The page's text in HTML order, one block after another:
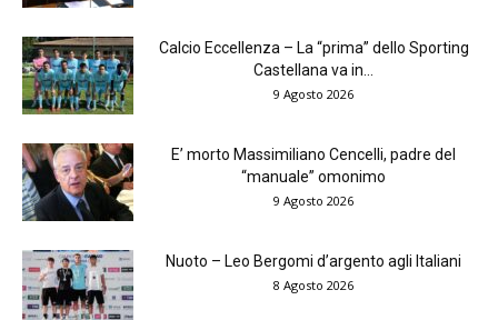
Calcio Eccellenza – La “prima” dello Sporting
Castellana va in...
9 Agosto 2026
E’ morto Massimiliano Cencelli, padre del
“manuale” omonimo
9 Agosto 2026
Nuoto – Leo Bergomi d’argento agli Italiani
8 Agosto 2026